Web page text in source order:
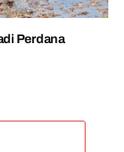
Perdana